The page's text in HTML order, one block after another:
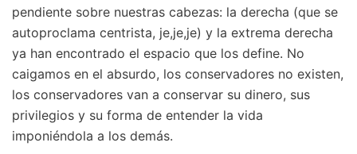
pendiente sobre nuestras cabezas: la derecha (que se
autoproclama centrista, je,je,je) y la extrema derecha
ya han encontrado el espacio que los define. No
caigamos en el absurdo, los conservadores no existen,
los conservadores van a conservar su dinero, sus
privilegios y su forma de entender la vida
imponiéndola a los demás.